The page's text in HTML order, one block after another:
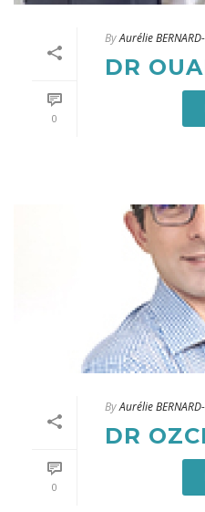
0
ByAurélie
DR
0
ByAurélie
DR